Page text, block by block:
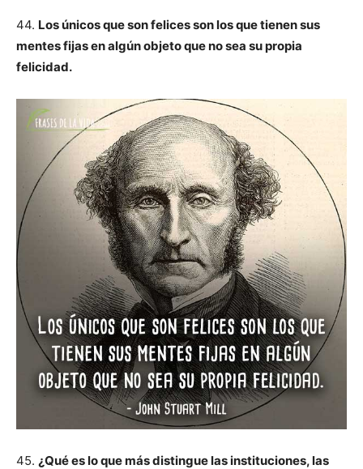
44. Los únicos que son felices son los que tienen sus
mentes fijas en algún objeto que no sea su propia
felicidad.
45. ¿Qué es lo que más distingue las instituciones, las